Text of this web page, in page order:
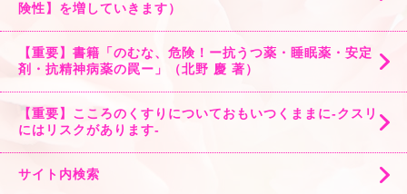
険性】を増していきます）
【重要】書籍「のむな、危険！ー抗うつ薬・睡眠薬・安定
剤・抗精神病薬の罠ー」（北野 慶 著）
【重要】こころのくすりについておもいつくままに-クスリ
にはリスクがあります-
サイト内検索